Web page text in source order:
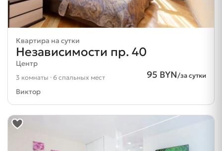
Квартира на сутки
Независимости пр. 40
Центр
95 BYN/за сутки
3 комнаты · 6 спальных мест
Виктор